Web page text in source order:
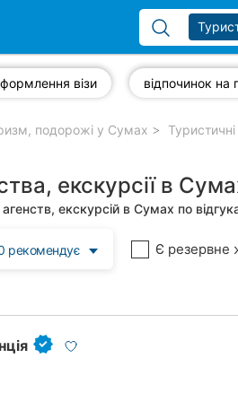
візи
подорожі у Сумах
екскурсії в
екскурсій в Сумах по
рекомендує Є резервне